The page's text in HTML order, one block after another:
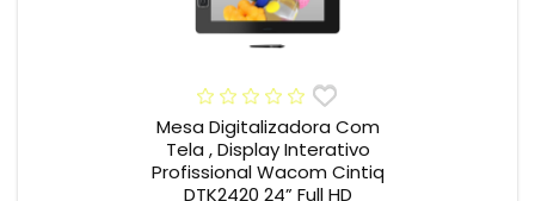
Mesa Digitalizadora Com
Tela , Display Interativo
Profissional Wacom Cintiq
DTK2420 24” Full HD